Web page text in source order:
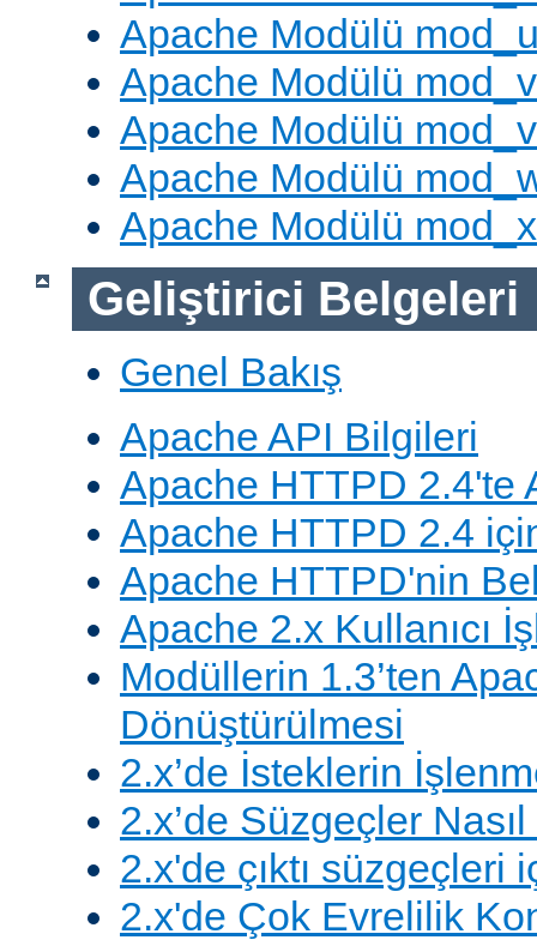
Apache Modülü
Apache Modülü
Apache Modülü
Apache Modülü
Apache Modülü
Geliştirici Belgeleri
Genel Bakış
Apache API Bilgileri
Apache HTTPD 2.4'te
Apache HTTPD 2.4
Apache HTTPD'nin
Apache 2.x Kullanıcı
Modüllerin 1.3’ten
Dönüştürülmesi
2.x’de İsteklerin
2.x’de Süzgeçler Nasıl
2.x'de çıktı süzgeçleri
2.x'de Çok Evrelilik